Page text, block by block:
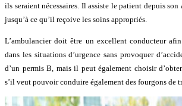
ils seraient nécessaires. Il assiste le patient depuis son
jusqu’à ce qu’il reçoive les soins appropriés.
L’ambulancier doit être un excellent conducteur
dans les situations d’urgence sans provoquer
d’un permis B, mais il peut également choisir
s’il veut pouvoir conduire également des fourgons de